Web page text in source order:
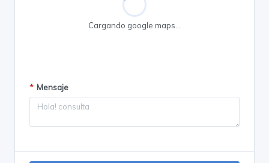
Cargando google maps...
* Mensaje